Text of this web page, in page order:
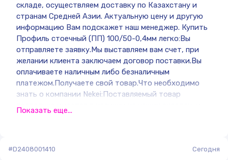
складе, осуществляем доставку по Казахстану и
странам Средней Азии. Актуальную цену и другую
информацию Вам подскажет наш менеджер. Купить
Профиль cтоечный (ПП) 100/50-0,4мм легко:Вы
отправляете заявку.Мы выставляем вам счет, при
желании клиента заключаем договор поставки.Вы
оплачиваете наличным либо безналичным
платежом.Получаете свой товар.Что необходимо
знать о компании Nekei:Поставляемый товар
постоянно имеется в наличии на наших складах, и
хранится на складе «порядка 5000
минимизации сроков обработки и
Показать еще...
#D2408001410 Сегодня